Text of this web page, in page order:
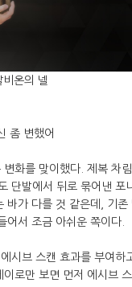
비온의 넬
좀 변했어
화를 맞이했다. 제복 차
단발에서 뒤로 묶어낸 포
가 다를 것 같은데, 기
어서 조금 아쉬운 쪽이다.
시브 스캔 효과를 부여하
로만 보면 먼저 에시브